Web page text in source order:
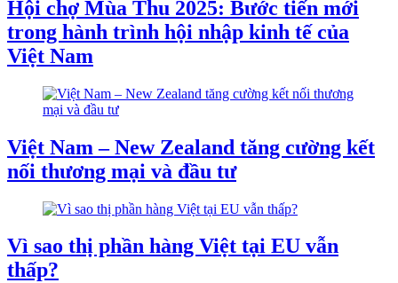
Hội chợ Mùa Thu 2025: Bước tiến mới
trong hành trình hội nhập kinh tế của
Việt Nam
Việt Nam – New Zealand tăng cường kết
nối thương mại và đầu tư
Vì sao thị phần hàng Việt tại EU vẫn
thấp?